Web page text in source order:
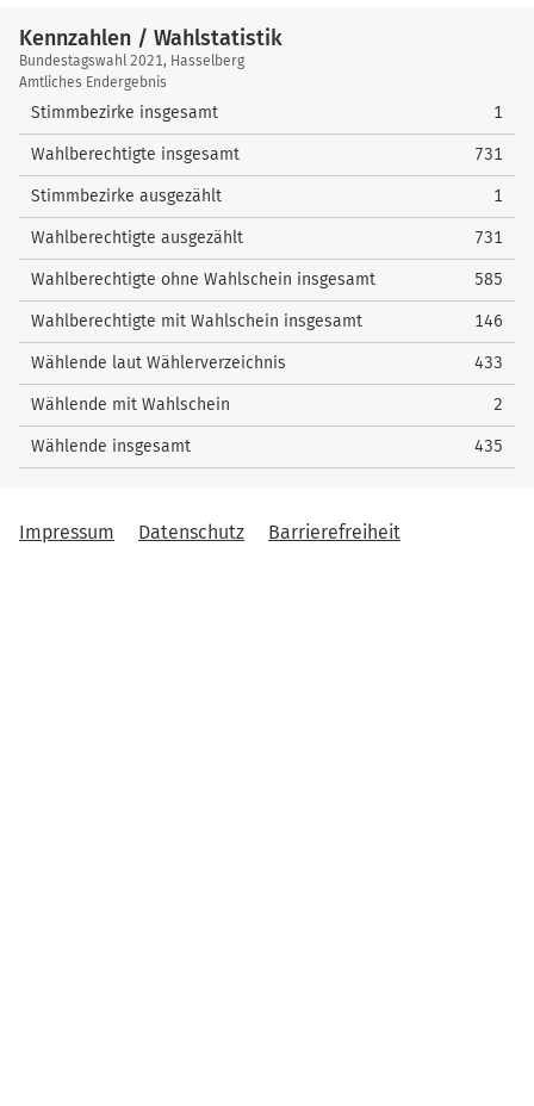
Kennzahlen / Wahlstatistik
Kennzahlen
/
Wahlstatistik
Bundestagswahl 2021, Hasselberg
Amtliches Endergebnis
Stimmbezirke insgesamt 1
Wahlberechtigte insgesamt 731
Stimmbezirke ausgezählt 1
Wahlberechtigte ausgezählt 731
Wahlberechtigte ohne Wahlschein insgesamt 585
Wahlberechtigte mit Wahlschein insgesamt 146
Wählende laut Wählerverzeichnis 433
Wählende mit Wahlschein 2
Wählende insgesamt 435
Impressum Datenschutz Barrierefreiheit